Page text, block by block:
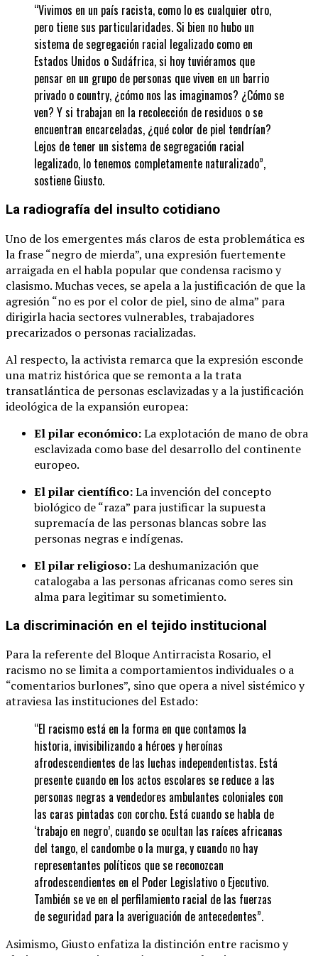
“Vivimos en un país racista, como lo es cualquier otro,
pero tiene sus particularidades. Si bien no hubo un
sistema de segregación racial legalizado como en
Estados Unidos o Sudáfrica, si hoy tuviéramos que
pensar en un grupo de personas que viven en un barrio
privado o country, ¿cómo nos las imaginamos? ¿Cómo se
ven? Y si trabajan en la recolección de residuos o se
encuentran encarceladas, ¿qué color de piel tendrían?
Lejos de tener un sistema de segregación racial
legalizado, lo tenemos completamente naturalizado”,
sostiene Giusto.
La radiografía del insulto cotidiano
Uno de los emergentes más claros de esta problemática es
la frase “negro de mierda”, una expresión fuertemente
arraigada en el habla popular que condensa racismo y
clasismo. Muchas veces, se apela a la justificación de que la
agresión “no es por el color de piel, sino de alma” para
dirigirla hacia sectores vulnerables, trabajadores
precarizados o personas racializadas.
Al respecto, la activista remarca que la expresión esconde
una matriz histórica que se remonta a la trata
transatlántica de personas esclavizadas y a la justificación
ideológica de la expansión europea:
El pilar económico:La explotación de mano de obra
esclavizada como base del desarrollo del continente
europeo.
El pilar científico:La invención del concepto
biológico de “raza” para justificar la supuesta
supremacía de las personas blancas sobre las
personas negras e indígenas.
El pilar religioso:La deshumanización que
catalogaba a las personas africanas como seres sin
alma para legitimar su sometimiento.
La discriminación en el tejido institucional
Para la referente del Bloque Antirracista Rosario, el
racismo no se limita a comportamientos individuales o a
“comentarios burlones”, sino que opera a nivel sistémico y
atraviesa las instituciones del Estado:
“El racismo está en la forma en que contamos la
historia, invisibilizando a héroes y heroínas
afrodescendientes de las luchas independentistas. Está
presente cuando en los actos escolares se reduce a las
personas negras a vendedores ambulantes coloniales con
las caras pintadas con corcho. Está cuando se habla de
‘trabajo en negro’, cuando se ocultan las raíces africanas
del tango, el candombe o la murga, y cuando no hay
representantes políticos que se reconozcan
afrodescendientes en el Poder Legislativo o Ejecutivo.
También se ve en el perfilamiento racial de las fuerzas
de seguridad para la averiguación de antecedentes”.
Asimismo, Giusto enfatiza la distinción entre racismo y